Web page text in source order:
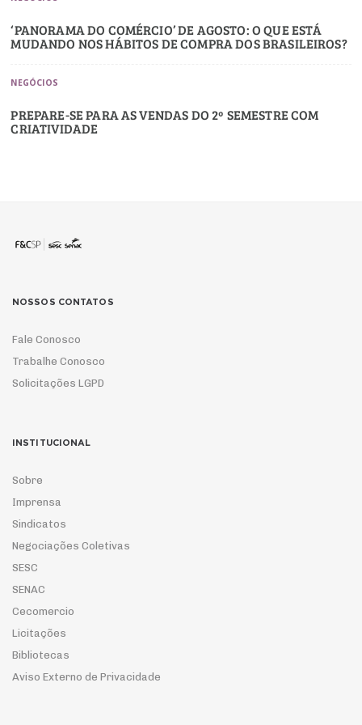
‘PANORAMA DO COMÉRCIO’ DE AGOSTO: O QUE ESTÁ
MUDANDO NOS HÁBITOS DE COMPRA DOS BRASILEIROS?
NEGÓCIOS
PREPARE-SE PARA AS VENDAS DO 2º SEMESTRE COM
CRIATIVIDADE
NOSSOS CONTATOS
Fale Conosco
Trabalhe Conosco
Solicitações LGPD
INSTITUCIONAL
Sobre
Imprensa
Sindicatos
Negociações Coletivas
SESC
SENAC
Cecomercio
Licitações
Bibliotecas
Aviso Externo de Privacidade